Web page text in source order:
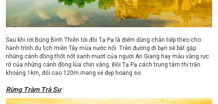
Sau khi rời Búng Bình Thiên tới đồi Tạ Pạ là điểm dừng chân tiếp theo cho
hành trình du lịch miền Tây mùa nước nổi. Trên đường đi bạn sẽ bắt gặp
những cánh đồng thốt nốt xanh mướt của người An Giang hay màu vàng rực
rỡ của những cánh đồng lúa chín vàng. Đồi Tạ Pạ cách trung tâm thị trấn
khoảng 1km, đổi cao 120m mang vẻ đẹp hoang sơ.
Rừng Tràm Trà Sư